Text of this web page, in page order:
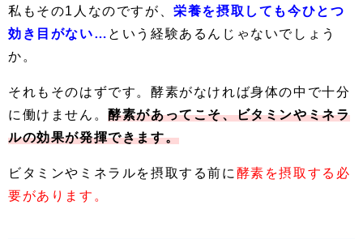
私もその1人なのですが、栄養を摂取しても今ひとつ
効き目がない… という経験あるんじゃないでしょう
か。
それもそのはずです。酵素がなければ身体の中で十分
に働けません。酵素があってこそ、ビタミンやミネラ
ルの効果が発揮できます。
ビタミンやミネラルを摂取する前に 酵素を摂取する必
要があります。